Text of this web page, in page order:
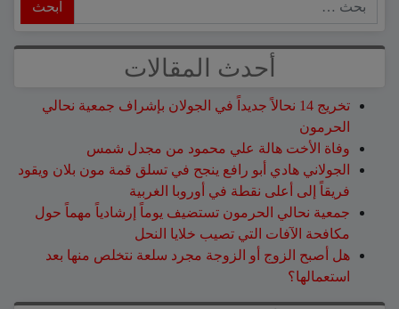
أحدث المقالات
تخريج 14 نحالاً جديداً في الجولان بإشراف جمعية نحالي
الحرمون
وفاة الأخت هالة علي محمود من مجدل شمس
الجولاني هادي أبو رافع ينجح في تسلق قمة مون بلان ويقود
فريقاً إلى أعلى نقطة في أوروبا الغربية
جمعية نحالي الحرمون تستضيف يوماً إرشادياً مهماً حول
مكافحة الآفات التي تصيب خلايا النحل
هل أصبح الزوج أو الزوجة مجرد سلعة نتخلص منها بعد
استعمالها؟